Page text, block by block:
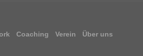
Coaching Verein
Über uns